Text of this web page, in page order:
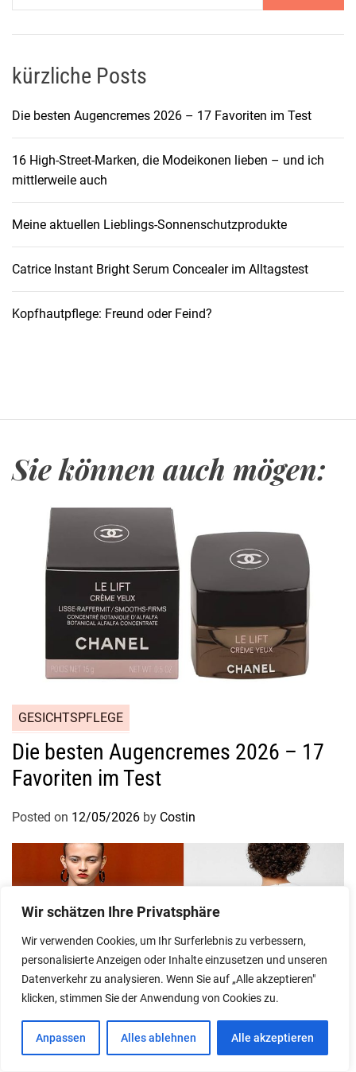
Wir schätzen Ihre Privatsphäre
Wir verwenden Cookies, um Ihr Surferlebnis zu verbessern,
personalisierte Anzeigen oder Inhalte einzusetzen und unseren
Datenverkehr zu analysieren. Wenn Sie auf „Alle akzeptieren"
klicken, stimmen Sie der Anwendung von Cookies zu.
Anpassen Alles ablehnen Alle akzeptieren
kürzliche Posts
Die besten Augencremes 2026 – 17 Favoriten im Test
16 High-Street-Marken, die Modeikonen lieben – und ich
mittlerweile auch
Meine aktuellen Lieblings-Sonnenschutzprodukte
Catrice Instant Bright Serum Concealer im Alltagstest
Kopfhautpflege: Freund oder Feind?
Sie können auch mögen:
GESICHTSPFLEGE
Die besten Augencremes 2026 – 17
Favoriten im Test
Posted on 12/05/2026 by Costin